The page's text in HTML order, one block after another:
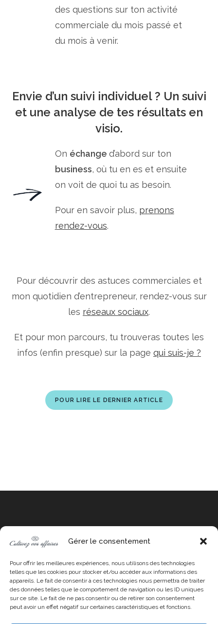
Gérer le consentement
Pour offrir les meilleures expériences, nous utilisons des technologies
telles que les cookies pour stocker et/ou accéder aux informations des
appareils. Le fait de consentir à ces technologies nous permettra de traiter
des données telles que le comportement de navigation ou les ID uniques
sur ce site. Le fait de ne pas consentir ou de retirer son consentement
peut avoir un effet négatif sur certaines caractéristiques et fonctions.
des questions sur ton activité
commerciale du mois passé et
du mois à venir.
Envie d’un suivi individuel ? Un suivi
et une analyse de tes résultats en
visio.
On échange d’abord sur ton
business, où tu en es et ensuite
on voit de quoi tu as besoin.
Pour en savoir plus, prenons
rendez-vous.
Pour découvrir des astuces commerciales et
mon quotidien d’entrepreneur, rendez-vous sur
les réseaux sociaux.
Et pour mon parcours, tu trouveras toutes les
infos (enfin presque) sur la page qui suis-je ?
POUR LIRE LE DERNIER ARTICLE
Stratégie commerciale
Formations